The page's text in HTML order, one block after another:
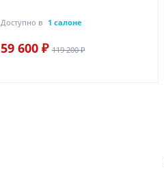
Доступно в 1 салоне
59 600 ₽ 119 200 ₽